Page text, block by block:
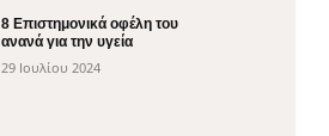
8 Επιστημονικά οφέλη του
ανανά για την υγεία
29 Ιουλίου 2024